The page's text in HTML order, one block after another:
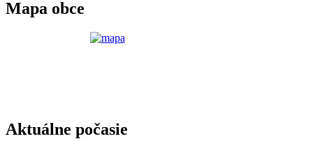
Mapa obce
Aktuálne počasie